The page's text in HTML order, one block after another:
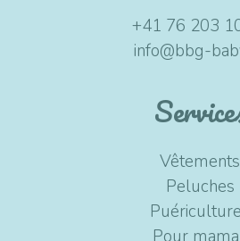
+41 76 203
info@bbg-
Vêtements
Peluches